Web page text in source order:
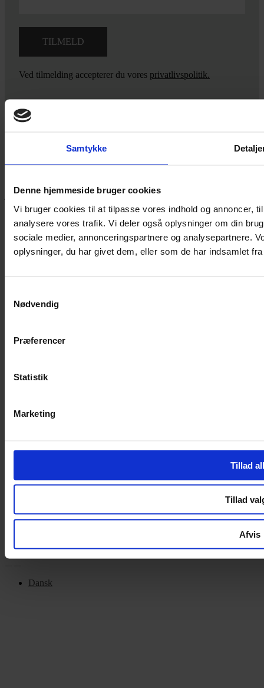
Samtykke
Denne hjemmeside bruger cookies
Vi bruger cookies til at tilpasse vores indhold og annoncer,
analysere vores trafik. Vi deler også oplysninger om din
sociale medier, annonceringspartnere og analysepartnere.
oplysninger, du har givet dem, eller som de har indsamlet
Nødvendig
Præferencer
Statistik
Marketing
Tillad
Tillad
Afvis
Ved tilmelding accepterer du vores privatlivspolitik.
jeg dig på vej.
Vestergade 12 6270, Tønder
60 51 96 50
post@yarneverywear.dk
CVR 43041649
Cookiepolitik
Cookiepolitik
Copyright © 2022.Design & hosting by Webhuset Ballum ApS
Dansk